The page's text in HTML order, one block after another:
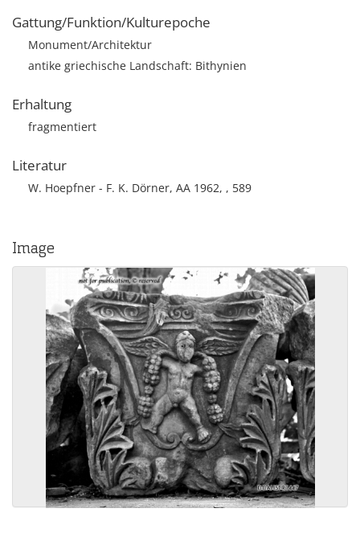
Gattung/Funktion/Kulturepoche
Monument/Architektur
antike griechische Landschaft: Bithynien
Erhaltung
fragmentiert
Literatur
W. Hoepfner - F. K. Dörner, AA 1962, , 589
Image